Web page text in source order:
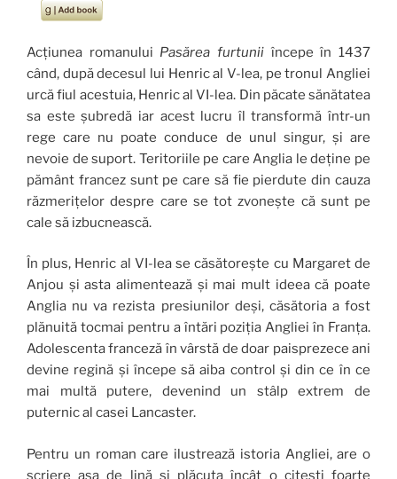
Acțiunea romanului Pasărea furtunii începe în 1437
când, după decesul lui Henric al V-lea, pe tronul Angliei
urcă fiul acestuia, Henric al VI-lea. Din păcate sănătatea
sa este șubredă iar acest lucru îl transformă într-un
rege care nu poate conduce de unul singur, și are
nevoie de suport. Teritoriile pe care Anglia le deține pe
pământ francez sunt pe care să fie pierdute din cauza
răzmerițelor despre care se tot zvonește că sunt pe
cale să izbucnească.
În plus, Henric al VI-lea se căsătorește cu Margaret de
Anjou și asta alimentează și mai mult ideea că poate
Anglia nu va rezista presiunilor deși, căsătoria a fost
plănuită tocmai pentru a întări poziția Angliei în Franța.
Adolescenta franceză în vârstă de doar paisprezece ani
devine regină și începe să aiba control și din ce în ce
mai multă putere, devenind un stâlp extrem de
puternic al casei Lancaster.
Pentru un roman care ilustrează istoria Angliei, are o
scriere așa de lină și plăcuta încât o citești foarte